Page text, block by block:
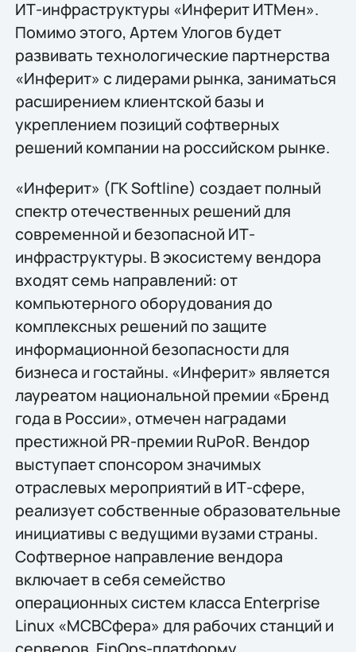
ИТ-инфраструктуры «Инферит ИТМен».
Помимо этого, Артем Улогов будет
развивать технологические партнерства
«Инферит» с лидерами рынка, заниматься
расширением клиентской базы и
укреплением позиций софтверных
решений компании на российском рынке.
«Инферит» (ГК Softline) создает полный
спектр отечественных решений для
современной и безопасной ИТ-
инфраструктуры. В экосистему вендора
входят семь направлений: от
компьютерного оборудования до
комплексных решений по защите
информационной безопасности для
бизнеса и гостайны. «Инферит» является
лауреатом национальной премии «Бренд
года в России», отмечен наградами
престижной PR-премии RuPoR. Вендор
выступает спонсором значимых
отраслевых мероприятий в ИТ-сфере,
реализует собственные образовательные
инициативы с ведущими вузами страны.
Софтверное направление вендора
включает в себя семейство
операционных систем класса Enterprise
Linux «МСВСфера» для рабочих станций и